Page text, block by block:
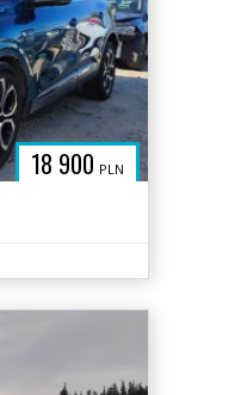
18 900 PLN